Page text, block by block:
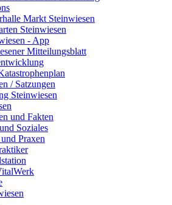
Markt Steinwiesen
Steinwiesen
- App
Mitteilungsblatt
/ Satzungen
Steinwiesen
und Fakten
Soziales
Praxen